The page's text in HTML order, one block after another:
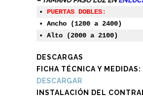
• PUERTAS DOBLES:
• Ancho (1200 a 2400)
DESCARGAS
FICHA TÉCNICA Y MEDIDAS:
DESCARGAR
INSTALACIÓN DEL